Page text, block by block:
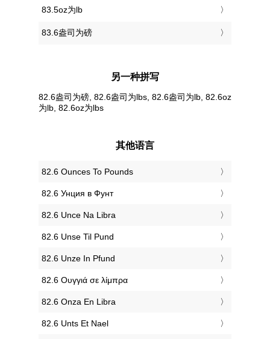
83.5oz为lb
83.6盎司为磅
另一种拼写
82.6盎司为磅, 82.6盎司为lbs, 82.6盎司为lb, 82.6oz
为lb, 82.6oz为lbs
其他语言
‎82.6 Ounces To Pounds
‎82.6 Унция в Фунт
‎82.6 Unce Na Libra
‎82.6 Unse Til Pund
‎82.6 Unze In Pfund
‎82.6 Ουγγιά σε λίμπρα
‎82.6 Onza En Libra
‎82.6 Unts Et Nael